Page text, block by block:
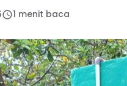
1 menit baca